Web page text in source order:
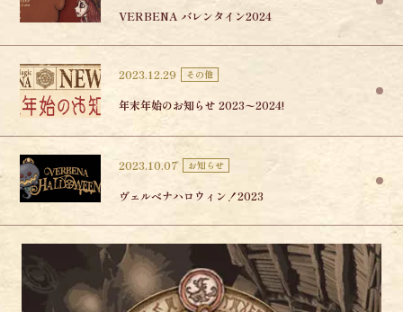
VERBENA バレンタイン2024
2023.12.29 その他
年末年始のお知らせ 2023〜2024!
2023.10.07 お知らせ
ヴェルベナハロウィン！2023